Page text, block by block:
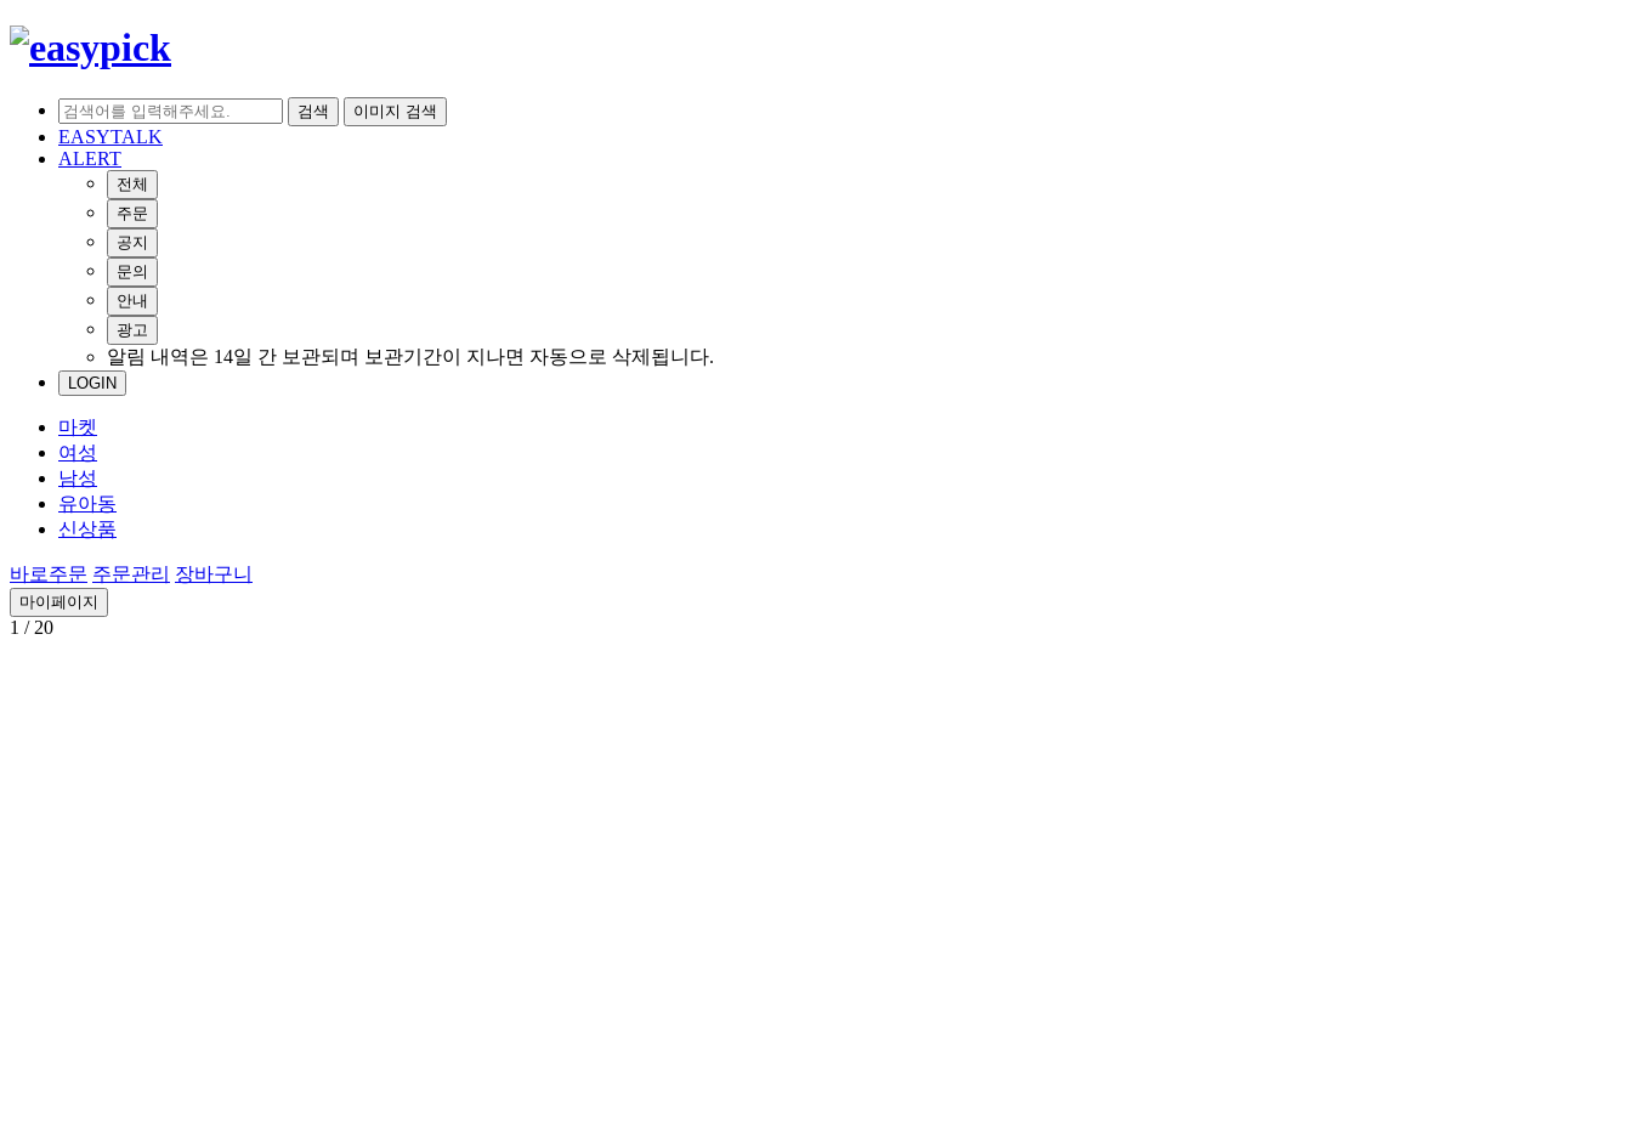
검색 이미지 검색
EASYTALK
ALERT
전체
주문
공지
문의
안내
광고
알림 내역은 14일 간 보관되며 보관기간이 지나면 자동으로 삭제됩니다.
LOGIN
마켓
여성
남성
유아동
신상품
바로주문 주문관리 장바구니
마이페이지
1 / 20